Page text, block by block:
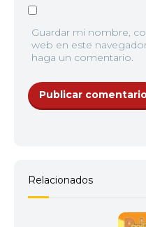
Guardar mi nombre,
web en este
haga un comentario.
Relacionados